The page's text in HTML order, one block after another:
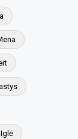
Iglė